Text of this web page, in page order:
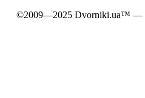
©2009—2025 Dvorniki.ua™ —